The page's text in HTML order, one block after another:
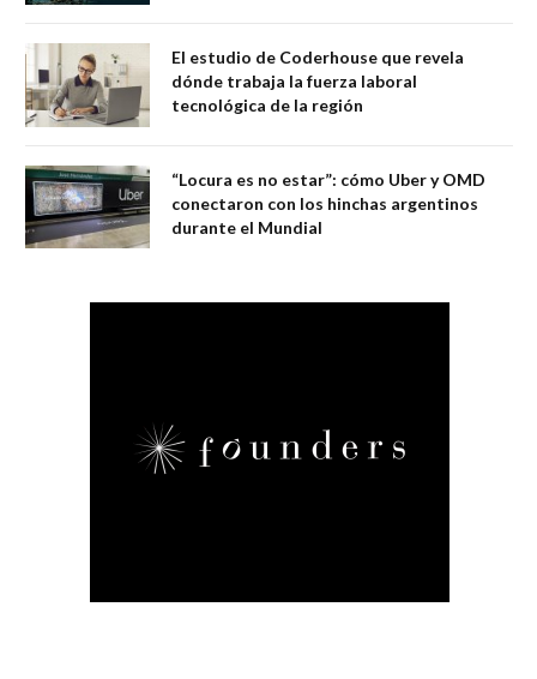
El estudio de Coderhouse que revela
dónde trabaja la fuerza laboral
tecnológica de la región
“Locura es no estar”: cómo Uber y OMD
conectaron con los hinchas argentinos
durante el Mundial